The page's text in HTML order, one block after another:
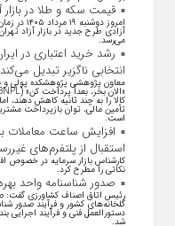
قیمت سکه و طلا در بازار آزاد در ۱۹
امروز
می‌رسد.
رشد خرید اعتباری در
انتخابی ناگزیر تبدیل می‌کند
معاون پژوهشی پژوهشکده پولی و
کالا را به چند ثانیه کاهش دهند،
تأمین مالی، توان بازپرداخت
است.
افزایش ساعت معاملات
استقبال از پلتفرم‌های
کارشناس بازار سرمایه در خصوص
نکاتی را مطرح کرد.
صدور شناسنامه واحد
رئیس اتاق اصناف کشاورزی گفت:
گلخانه‌های کشور و فرآیند صدور
شد.